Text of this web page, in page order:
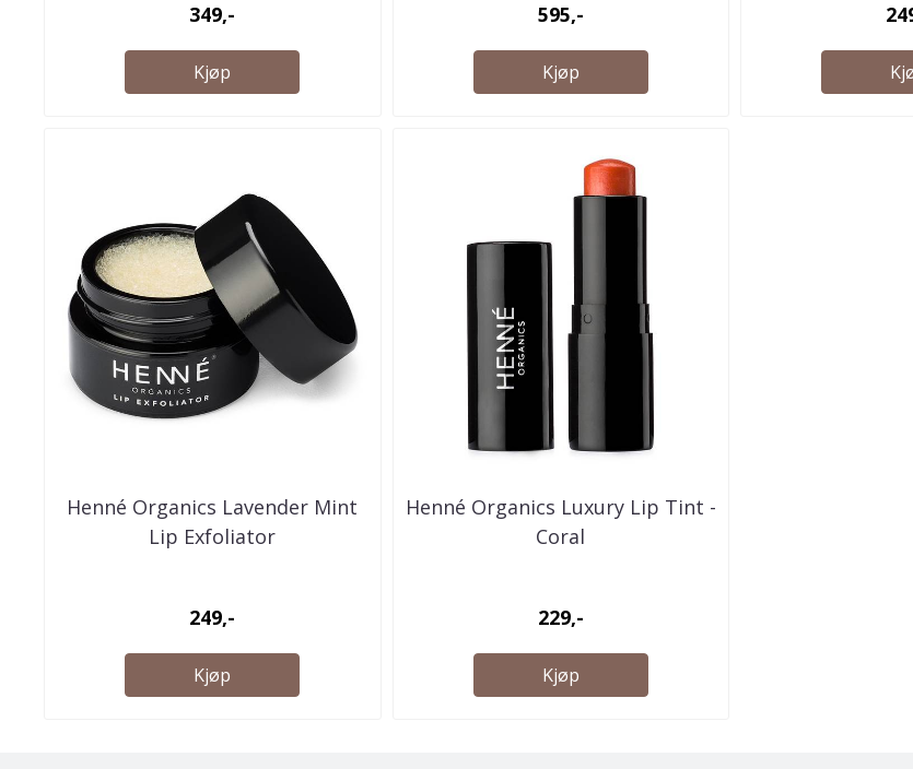
349,-
Kjøp
595,-
Kjøp
Henné Organics Lavender Mint
Lip Exfoliator
249,-
Kjøp
Henné Organics Luxury Lip Tint -
Coral
229,-
Kjøp